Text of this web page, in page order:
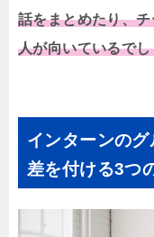
話をまとめたり、
人が向いているで
インターンの
差を付ける3つ